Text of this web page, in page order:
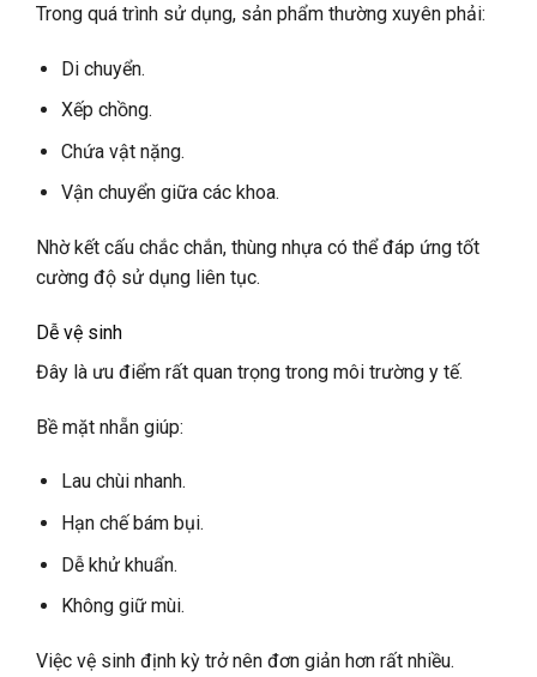
Trong quá trình sử dụng, sản phẩm thường xuyên phải:
Di chuyển.
Xếp chồng.
Chứa vật nặng.
Vận chuyển giữa các khoa.
Nhờ kết cấu chắc chắn, thùng nhựa có thể đáp ứng tốt
cường độ sử dụng liên tục.
Dễ vệ sinh
Đây là ưu điểm rất quan trọng trong môi trường y tế.
Bề mặt nhẵn giúp:
Lau chùi nhanh.
Hạn chế bám bụi.
Dễ khử khuẩn.
Không giữ mùi.
Việc vệ sinh định kỳ trở nên đơn giản hơn rất nhiều.